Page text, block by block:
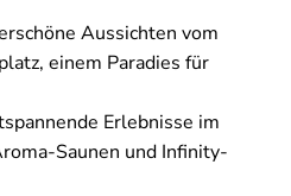
Aussichten vom
einem Paradies für
Erlebnisse im
Saunen und Infinity-